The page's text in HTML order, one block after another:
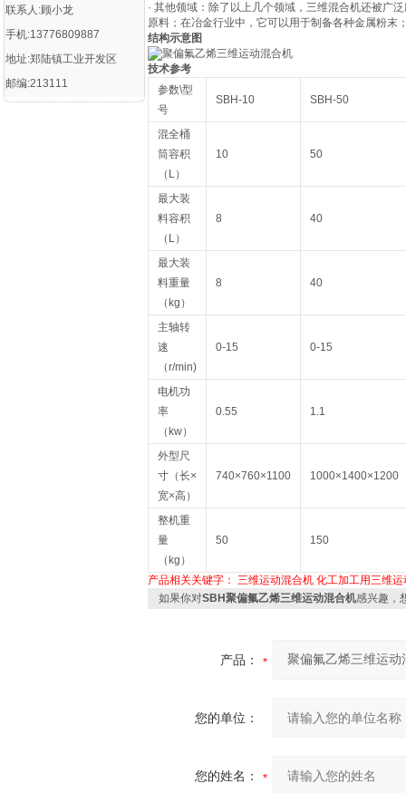
联系人:顾小龙
手机:13776809887
地址:郑陆镇工业开发区
邮编:213111
· 其他领域：除了以上几个领域，三维混合机还被广
原料；在冶金行业中，它可以用于制备各种金属粉末
结构示意图
技术参考
参数\型
号
SBH-10 SBH-50
混全桶
筒容积
（L）
10 50
最大装
料容积
（L）
8 40
最大装
料重量
（kg）
8 40
主轴转
速
（r/min)
0-15 0-15
电机功
率
（kw）
0.55 1.1
外型尺
寸（长×
宽×高）
740×760×1100 1000×1400×1200
整机重
量
（kg）
50 150
产品相关关键字： 三维运动混合机 化工加工用三维运
如果你对SBH聚偏氟乙烯三维运动混合机感兴趣，
产品：
您的单位：
您的姓名：